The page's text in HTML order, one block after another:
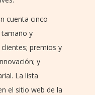
cuenta cinco
tamaño y
premios y
y
La lista
el sitio web de la